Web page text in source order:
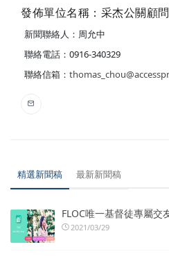
發佈單位名稱：采杰公關顧
新聞聯絡人：周允中
聯絡電話：0916-340329
聯絡信箱：
精選新聞稿 最新新聞稿
FLOC唯一基督徒專屬交
2021/03/29